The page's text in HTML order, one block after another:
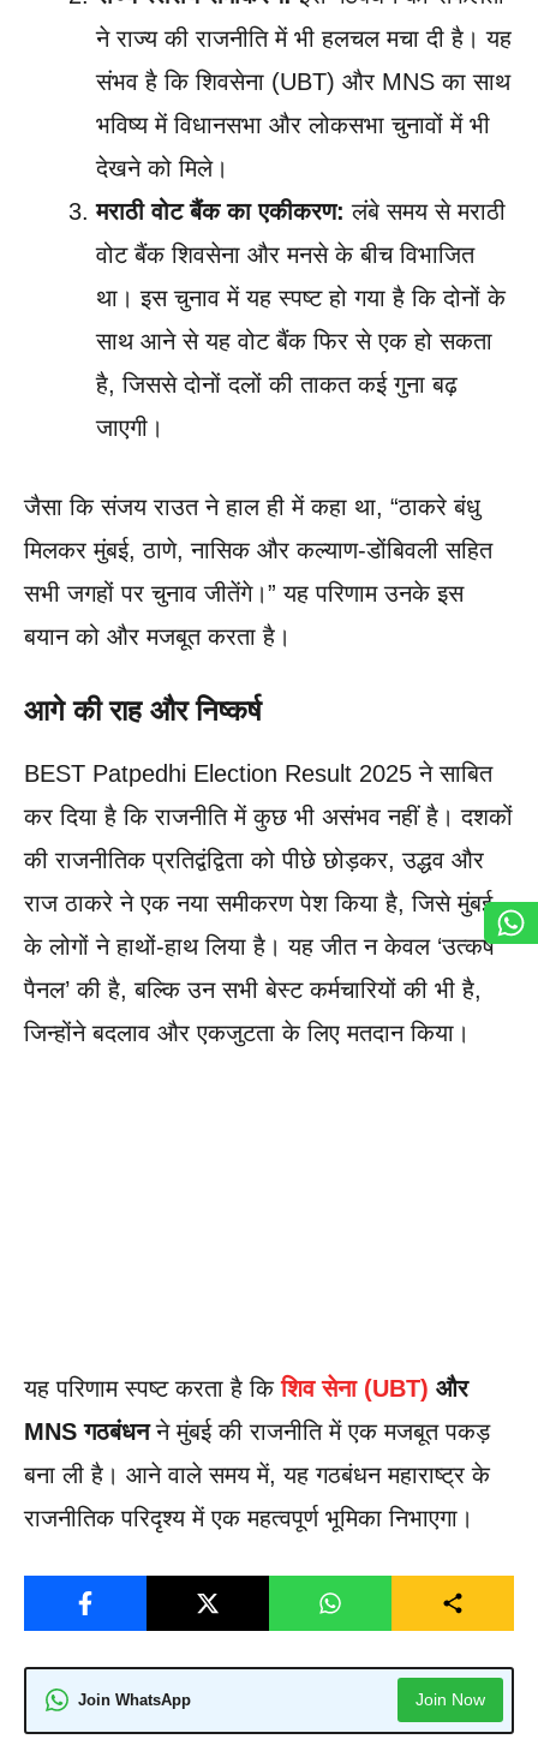
ने राज्य की राजनीति में भी हलचल मचा दी है। यह
संभव है कि शिवसेना (UBT) और MNS का साथ
भविष्य में विधानसभा और लोकसभा चुनावों में भी
देखने को मिले।
मराठी वोट बैंक का एकीकरण: लंबे समय से मराठी
वोट बैंक शिवसेना और मनसे के बीच विभाजित
था। इस चुनाव में यह स्पष्ट हो गया है कि दोनों के
साथ आने से यह वोट बैंक फिर से एक हो सकता
है, जिससे दोनों दलों की ताकत कई गुना बढ़
जाएगी।
जैसा कि संजय राउत ने हाल ही में कहा था, “ठाकरे बंधु
मिलकर मुंबई, ठाणे, नासिक और कल्याण-डोंबिवली सहित
सभी जगहों पर चुनाव जीतेंगे।” यह परिणाम उनके इस
बयान को और मजबूत करता है।
आगे की राह और निष्कर्ष
BEST Patpedhi Election Result 2025 ने साबित
कर दिया है कि राजनीति में कुछ भी असंभव नहीं है। दशकों
की राजनीतिक प्रतिद्वंद्विता को पीछे छोड़कर, उद्धव और
राज ठाकरे ने एक नया समीकरण पेश किया है, जिसे मुंबई
के लोगों ने हाथों-हाथ लिया है। यह जीत न केवल ‘उत्कर्ष
पैनल’ की है, बल्कि उन सभी बेस्ट कर्मचारियों की भी है,
जिन्होंने बदलाव और एकजुटता के लिए मतदान किया।
यह परिणाम स्पष्ट करता है किशिव सेना (UBT) और
MNS गठबंधनने मुंबई की राजनीति में एक मजबूत पकड़
बना ली है। आने वाले समय में, यह गठबंधन महाराष्ट्र के
राजनीतिक परिदृश्य में एक महत्वपूर्ण भूमिका निभाएगा।
Join WhatsApp Join Now